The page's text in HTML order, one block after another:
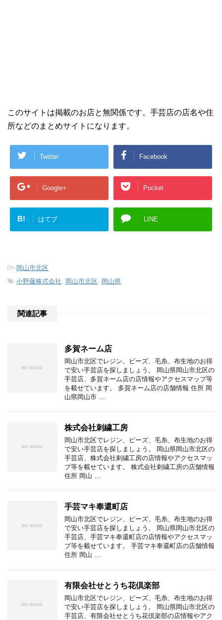
このサイトは掲載のお店と無関係です。手芸店の店名や住
所などのまとめサイトになります。
Twitter Facebook
Google+ Pocket
B! はてブ LINE
-岡山市北区
-小野藤株式会社 岡山市北区 岡山県
関連記事
多賀ネーム店
岡山市北区でレジン、ビーズ、毛糸、布生地のお得
で安い手芸店を探しましょう。 岡山県岡山市北区の
手芸店、多賀ネーム店の店情報やアクセスマップ等
を載せています。 多賀ネーム店の店舗情報 住所 岡
山県岡山市 …
株式会社刺繍工房
岡山市北区でレジン、ビーズ、毛糸、布生地のお得
で安い手芸店を探しましょう。 岡山県岡山市北区の
手芸店、株式会社刺繍工房の店情報やアクセスマッ
プ等を載せています。 株式会社刺繍工房の店舗情報
住所 岡山 …
手芸マキ奉還町店
岡山市北区でレジン、ビーズ、毛糸、布生地のお得
で安い手芸店を探しましょう。 岡山県岡山市北区の
手芸店、手芸マキ奉還町店の店情報やアクセスマッ
プ等を載せています。 手芸マキ奉還町店の店舗情報
住所 岡山 …
有限会社せとうち花倶楽部
岡山市北区でレジン、ビーズ、毛糸、布生地のお得
で安い手芸店を探しましょう。 岡山県岡山市北区の
手芸店、有限会社せとうち花倶楽部の店情報やアク